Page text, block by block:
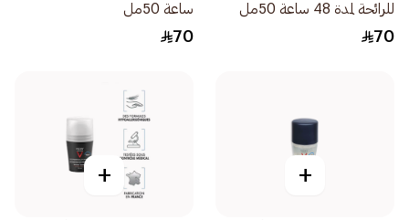
للرائحة لمدة 48 ساعة 50مل
70
ساعة 50مل
70
+
+